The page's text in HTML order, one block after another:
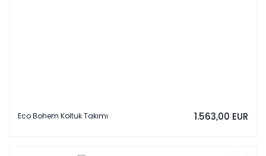
Eco Bohem Koltuk Takımı 1.563,00 EUR